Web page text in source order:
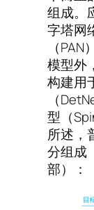
组成。
字塔网
（
模型外
构建用
（
型（
所述，
分组成
部）：